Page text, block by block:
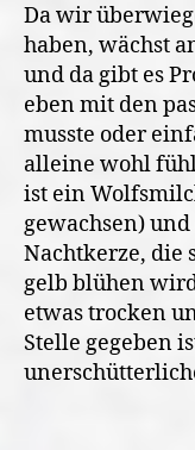
Da wir
haben, wächst
und da gibt es
eben mit den
musste oder
alleine wohl
ist ein
gewachsen)
Nachtkerze, die
gelb blühen
etwas trocken
Stelle gegeben